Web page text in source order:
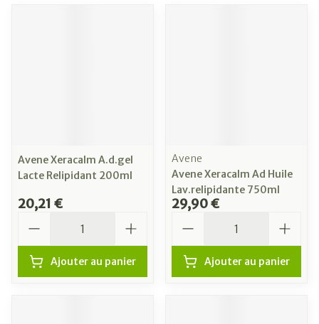
Avene Xeracalm A.d.gel
Lacte Relipidant 200ml
20,21 €
Ajouter au panier
Avene
Avene Xeracalm Ad Huile
Lav.relipidante 750ml
29,90 €
Ajouter au panier